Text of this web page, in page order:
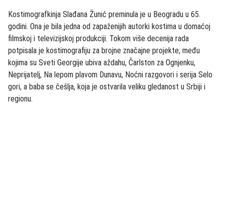
Kostimografkinja Slađana Žunić preminula je u Beogradu u 65.
godini. Ona je bila jedna od zapaženijih autorki kostima u domaćoj
filmskoj i televizijskoj produkciji. Tokom više decenija rada
potpisala je kostimografiju za brojne značajne projekte, među
kojima su Sveti Georgije ubiva aždahu, Čarlston za Ognjenku,
Neprijatelj, Na lepom plavom Dunavu, Noćni razgovori i serija Selo
gori, a baba se češlja, koja je ostvarila veliku gledanost u Srbiji i
regionu.